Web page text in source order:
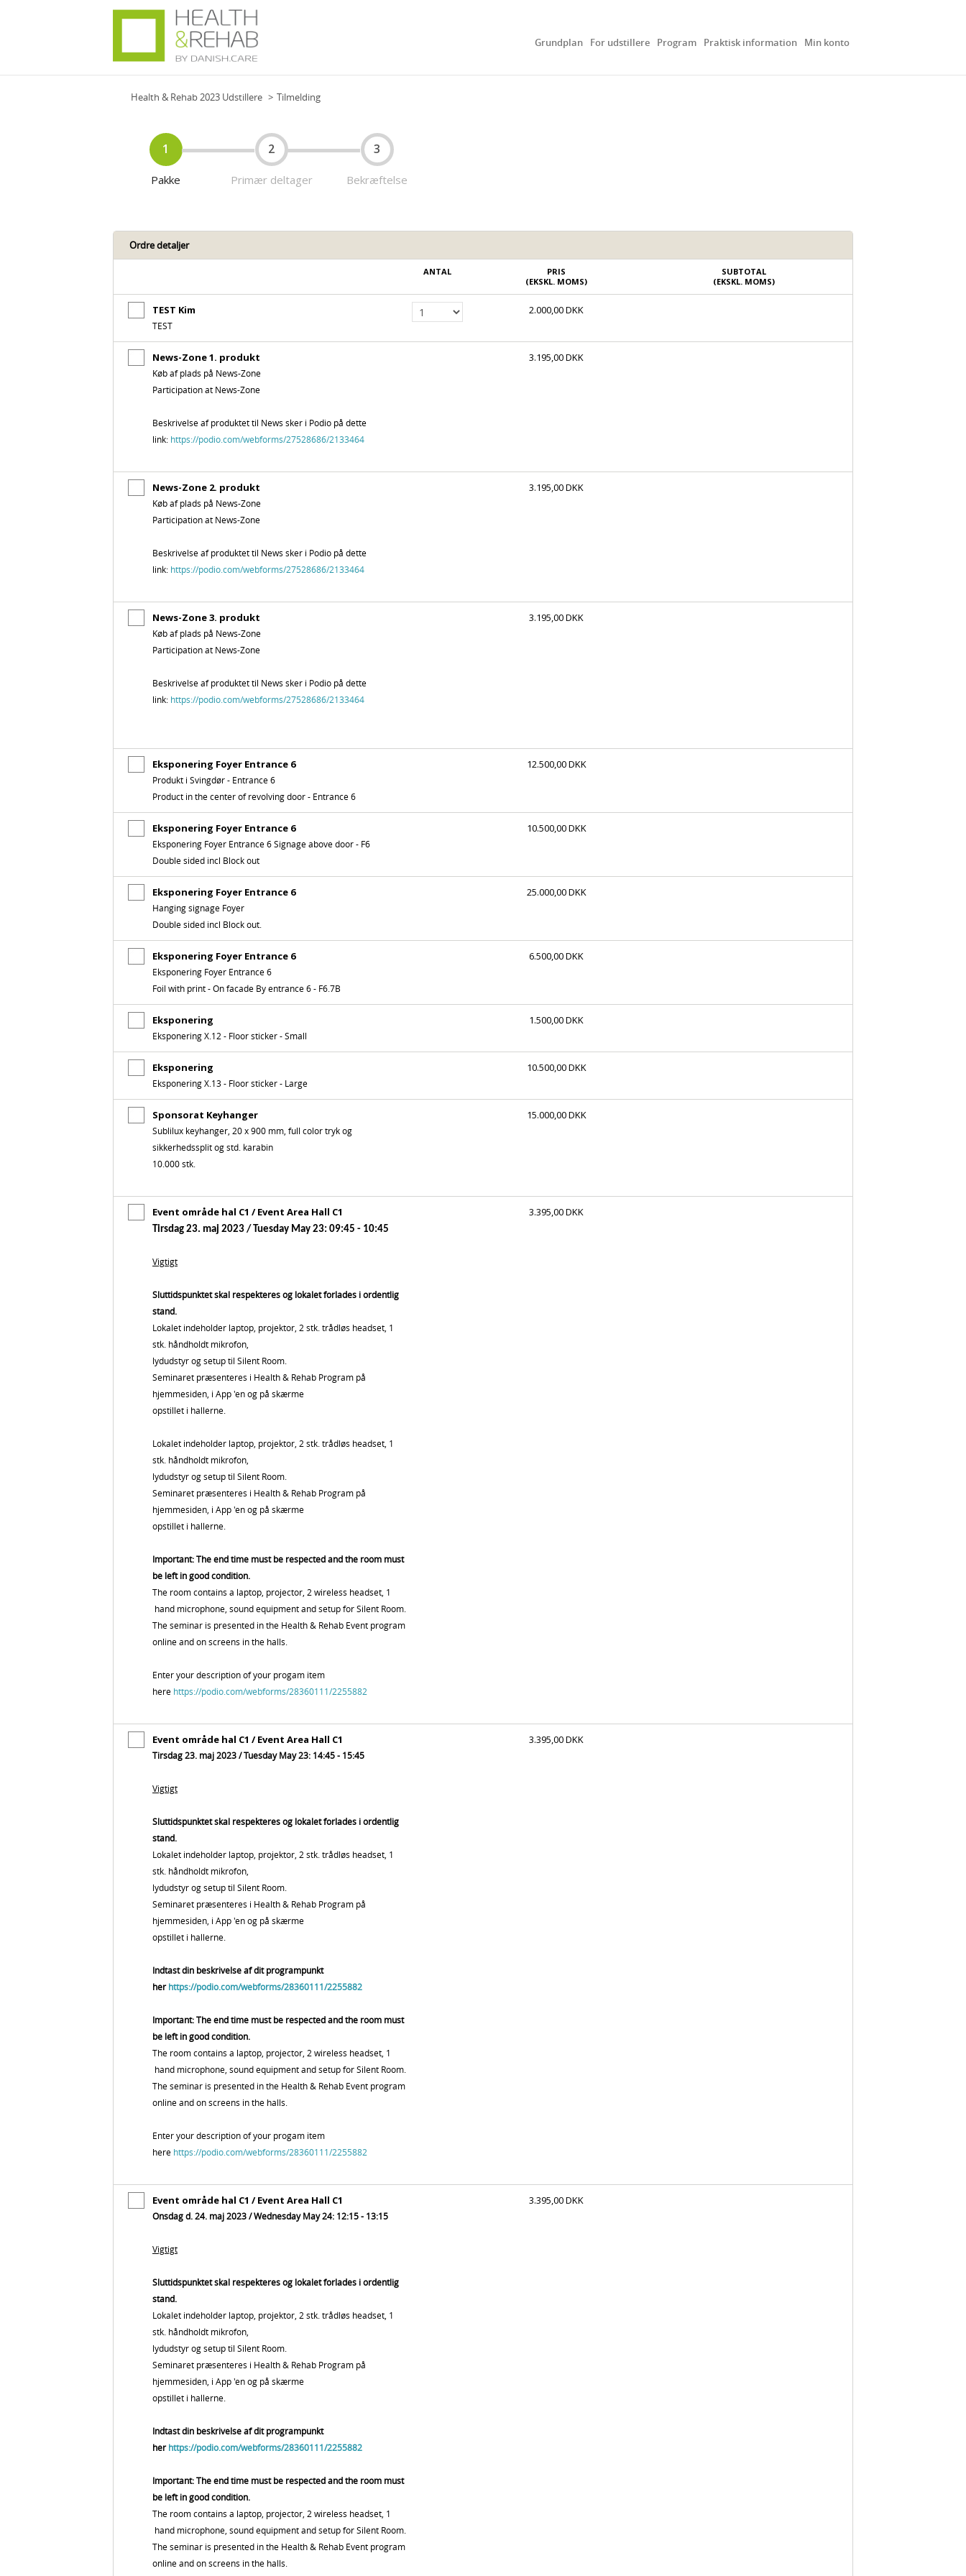
Grundplan For udstillere Program Praktisk information Min konto
Health & Rehab 2023 Udstillere Tilmelding
1
Pakke
2
Primær deltager
3
Bekræftelse
Ordre detaljer
ANTAL
PRIS
(EKSKL. MOMS)
SUBTOTAL
(EKSKL. MOMS)
TEST Kim
TEST
2.000,00 DKK
News-Zone 1. produkt
Køb af plads på News-Zone
Participation at News-Zone
Beskrivelse af produktet til News sker i Podio på dette
link: https://podio.com/webforms/27528686/2133464
3.195,00 DKK
News-Zone 2. produkt
Køb af plads på News-Zone
Participation at News-Zone
Beskrivelse af produktet til News sker i Podio på dette
link: https://podio.com/webforms/27528686/2133464
3.195,00 DKK
News-Zone 3. produkt
Køb af plads på News-Zone
Participation at News-Zone
Beskrivelse af produktet til News sker i Podio på dette
link: https://podio.com/webforms/27528686/2133464
3.195,00 DKK
Eksponering Foyer Entrance 6
Produkt i Svingdør - Entrance 6
Product in the center of revolving door - Entrance 6
12.500,00 DKK
Eksponering Foyer Entrance 6
Eksponering Foyer Entrance 6 Signage above door - F6
Double sided incl Block out
10.500,00 DKK
Eksponering Foyer Entrance 6
Hanging signage Foyer
Double sided incl Block out.
25.000,00 DKK
Eksponering Foyer Entrance 6
Eksponering Foyer Entrance 6
Foil with print - On facade By entrance 6 - F6.7B
6.500,00 DKK
Eksponering
Eksponering X.12 - Floor sticker - Small
1.500,00 DKK
Eksponering
Eksponering X.13 - Floor sticker - Large
10.500,00 DKK
Sponsorat Keyhanger
Sublilux keyhanger, 20 x 900 mm, full color tryk og
sikkerhedssplit og std. karabin
10.000 stk.
15.000,00 DKK
Event område hal C1 / Event Area Hall C1
Tirsdag 23. maj 2023 / Tuesday May 23: 09:45 - 10:45
Vigtigt
Sluttidspunktet skal respekteres og lokalet forlades i ordentlig
stand.
Lokalet indeholder laptop, projektor, 2 stk. trådløs headset, 1
stk. håndholdt mikrofon,
lydudstyr og setup til Silent Room.
Seminaret præsenteres i Health & Rehab Program på
hjemmesiden, i App 'en og på skærme
opstillet i hallerne.
Lokalet indeholder laptop, projektor, 2 stk. trådløs headset, 1
stk. håndholdt mikrofon,
lydudstyr og setup til Silent Room.
Seminaret præsenteres i Health & Rehab Program på
hjemmesiden, i App 'en og på skærme
opstillet i hallerne.
Important: The end time must be respected and the room must
be left in good condition.
The room contains a laptop, projector, 2 wireless headset, 1
hand microphone, sound equipment and setup for Silent Room.
The seminar is presented in the Health & Rehab Event program
online and on screens in the halls.
Enter your description of your progam item
here https://podio.com/webforms/28360111/2255882
3.395,00 DKK
Event område hal C1 / Event Area Hall C1
Tirsdag 23. maj 2023 / Tuesday May 23: 14:45 - 15:45
Vigtigt
Sluttidspunktet skal respekteres og lokalet forlades i ordentlig
stand.
Lokalet indeholder laptop, projektor, 2 stk. trådløs headset, 1
stk. håndholdt mikrofon,
lydudstyr og setup til Silent Room.
Seminaret præsenteres i Health & Rehab Program på
hjemmesiden, i App 'en og på skærme
opstillet i hallerne.
Indtast din beskrivelse af dit programpunkt
herhttps://podio.com/webforms/28360111/2255882
Important: The end time must be respected and the room must
be left in good condition.
The room contains a laptop, projector, 2 wireless headset, 1
hand microphone, sound equipment and setup for Silent Room.
The seminar is presented in the Health & Rehab Event program
online and on screens in the halls.
Enter your description of your progam item
here https://podio.com/webforms/28360111/2255882
3.395,00 DKK
Event område hal C1 / Event Area Hall C1
Onsdag d. 24. maj 2023 / Wednesday May 24: 12:15 - 13:15
Vigtigt
Sluttidspunktet skal respekteres og lokalet forlades i ordentlig
stand.
Lokalet indeholder laptop, projektor, 2 stk. trådløs headset, 1
stk. håndholdt mikrofon,
lydudstyr og setup til Silent Room.
Seminaret præsenteres i Health & Rehab Program på
hjemmesiden, i App 'en og på skærme
opstillet i hallerne.
Indtast din beskrivelse af dit programpunkt
herhttps://podio.com/webforms/28360111/2255882
Important: The end time must be respected and the room must
be left in good condition.
The room contains a laptop, projector, 2 wireless headset, 1
hand microphone, sound equipment and setup for Silent Room.
The seminar is presented in the Health & Rehab Event program
online and on screens in the halls.
3.395,00 DKK